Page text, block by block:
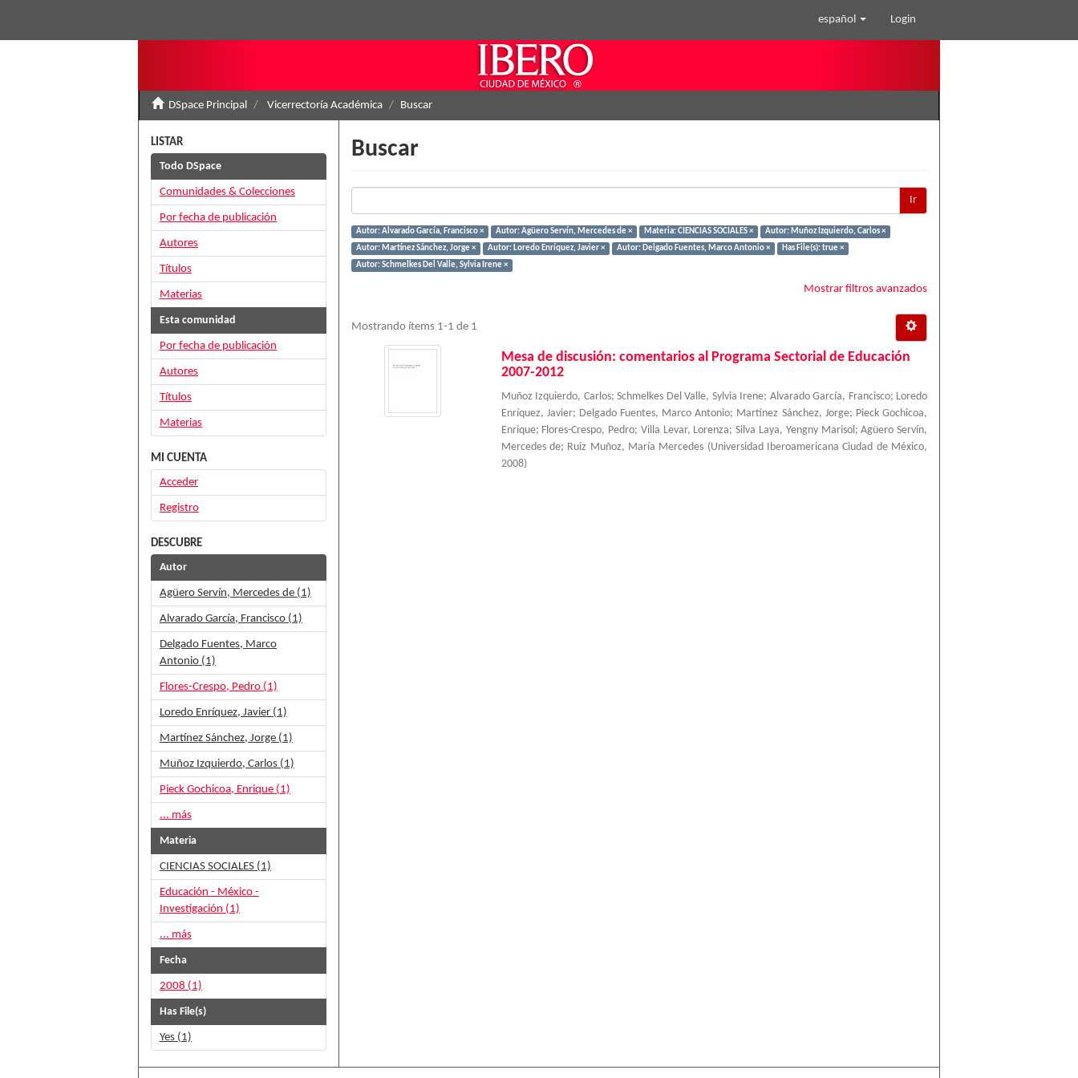
español Login
DSpace Principal Vicerrectoría Académica Buscar
Buscar
Ir
Autor: Alvarado García, Francisco × Autor: Agüero Servín, Mercedes de × Materia: CIENCIAS SOCIALES ×
Autor: Muñoz Izquierdo, Carlos ×
Autor: Martínez Sánchez, Jorge ×
Autor: Loredo Enríquez, Javier × Autor: Delgado Fuentes, Marco Antonio ×
Has File(s): true ×
Autor: Schmelkes Del Valle, Sylvia Irene ×
Mostrar filtros avanzados
Mostrando ítems 1-1 de 1
Mesa de discusión: comentarios al Programa Sectorial de Educación
2007-2012
Muñoz Izquierdo, Carlos;Schmelkes Del Valle, Sylvia Irene; Alvarado García, Francisco; Loredo
Enríquez, Javier; Delgado Fuentes, Marco Antonio; Martínez Sánchez, Jorge; Pieck Gochicoa,
Enrique; Flores-Crespo, Pedro; Villa Levar, Lorenza;Silva Laya, Yengny Marisol ;Agüero Servín,
Mercedes de; Ruiz Muñoz, María Mercedes (Universidad Iberoamericana Ciudad de México,
2008)
LISTAR
Todo DSpace
Comunidades & Colecciones
Por fecha de publicación
Autores
Títulos
Materias
Esta comunidad
Por fecha de publicación
Autores
Títulos
Materias
MI CUENTA
Acceder
Registro
DESCUBRE
Autor
Agüero Servín, Mercedes de (1)
Alvarado García, Francisco (1)
Delgado Fuentes, Marco
Antonio (1)
Flores-Crespo, Pedro (1)
Loredo Enríquez, Javier (1)
Martínez Sánchez, Jorge (1)
Muñoz Izquierdo, Carlos (1)
Pieck Gochicoa, Enrique (1)
... más
Materia
CIENCIAS SOCIALES (1)
Educación - México -
Investigación (1)
... más
Fecha
2008 (1)
Has File(s)
Yes (1)